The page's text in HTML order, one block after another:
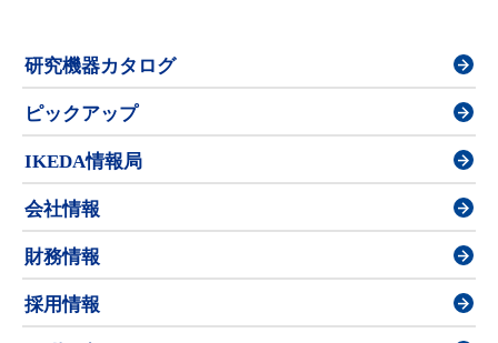
研究機器カタログ
ピックアップ
IKEDA情報局
会社情報
財務情報
採用情報